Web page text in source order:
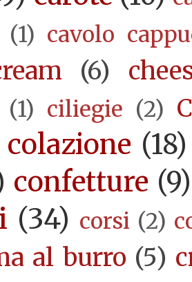
(1) cavolo
(6)
(1) ciliegie (2)
colazione (18)
confetture (9)
(34) corsi (2)
al burro (5)